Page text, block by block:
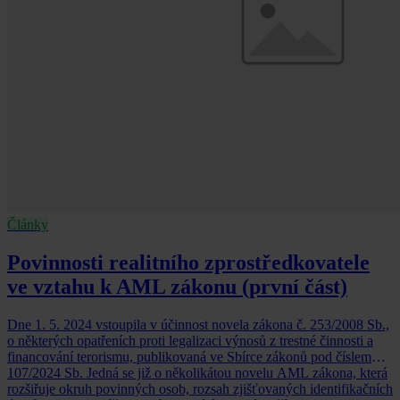
Články
Povinnosti realitního zprostředkovatele
ve vztahu k AML zákonu (první část)
Dne 1. 5. 2024 vstoupila v účinnost novela zákona č. 253/2008 Sb.,
o některých opatřeních proti legalizaci výnosů z trestné činnosti a
financování terorismu, publikovaná ve Sbírce zákonů pod číslem
107/2024 Sb. Jedná se již o několikátou novelu AML zákona, která
rozšiřuje okruh povinných osob, rozsah zjišťovaných identifikačních